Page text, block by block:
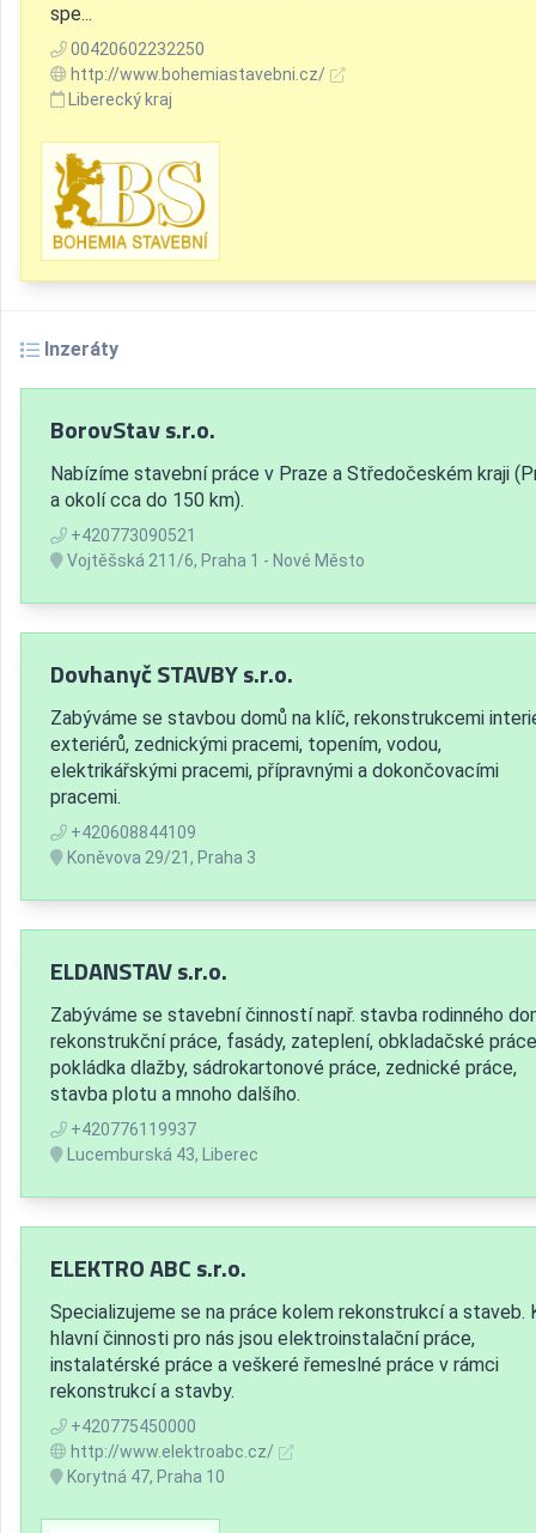
spe...
00420602232250
http://www.bohemiastavebni.cz/
Liberecký kraj
Inzeráty
BorovStav s.r.o.
Nabízíme stavební práce v Praze a Středočeském kraji
a okolí cca do 150 km).
+420773090521
Vojtěšská 211/6, Praha 1 - Nové Město
Dovhanyč STAVBY s.r.o.
Zabýváme se stavbou domů na klíč, rekonstrukcemi
exteriérů, zednickými pracemi, topením, vodou,
elektrikářskými pracemi, přípravnými a dokončovacími
pracemi.
+420608844109
Koněvova 29/21, Praha 3
ELDANSTAV s.r.o.
Zabýváme se stavební činností např. stavba rodinného
rekonstrukční práce, fasády, zateplení, obkladačské
pokládka dlažby, sádrokartonové práce, zednické práce,
stavba plotu a mnoho dalšího.
+420776119937
Lucemburská 43, Liberec
ELEKTRO ABC s.r.o.
Specializujeme se na práce kolem rekonstrukcí a staveb.
hlavní činnosti pro nás jsou elektroinstalační práce,
instalatérské práce a veškeré řemeslné práce v rámci
rekonstrukcí a stavby.
+420775450000
http://www.elektroabc.cz/
Korytná 47, Praha 10